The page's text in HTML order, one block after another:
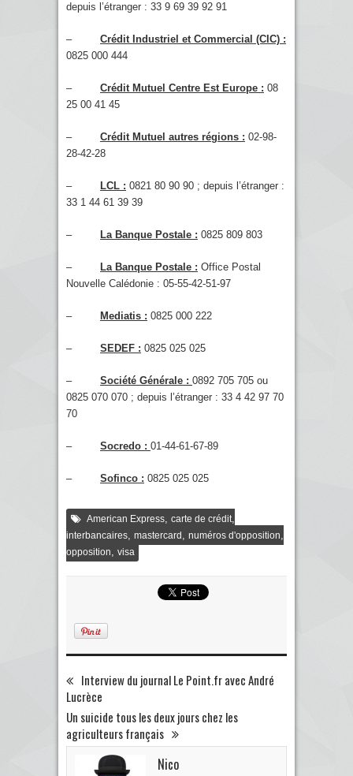
depuis l’étranger : 33 9 69 39 92 91
– Crédit Industriel et Commercial (CIC) :
0825 000 444
– Crédit Mutuel Centre Est Europe : 08
25 00 41 45
– Crédit Mutuel autres régions : 02-98-
28-42-28
– LCL : 0821 80 90 90 ; depuis l’étranger :
33 1 44 61 39 39
– La Banque Postale : 0825 809 803
– La Banque Postale : Office Postal
Nouvelle Calédonie : 05-55-42-51-97
– Mediatis : 0825 000 222
– SEDEF : 0825 025 025
– Société Générale : 0892 705 705 ou
0825 070 070 ; depuis l’étranger : 33 4 42 97 70
70
– Socredo : 01-44-61-67-89
– Sofinco : 0825 025 025
American Express, carte de crédit,
interbancaires, mastercard , numéros d'opposition,
opposition, visa
Interview du journal Le Point.fr avec André
Lucrèce
Un suicide tous les deux jours chez les
agriculteurs français
Nico